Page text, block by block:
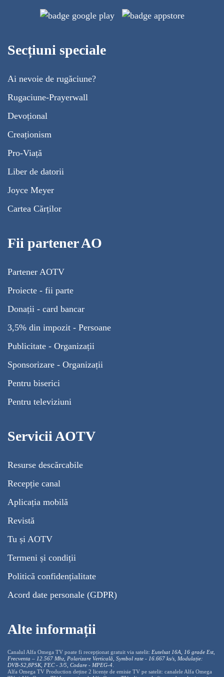
Secțiuni speciale
Ai nevoie de rugăciune?
Rugaciune-Prayerwall
Devoțional
Creaționism
Pro-Viață
Liber de datorii
Joyce Meyer
Cartea Cărților
Fii partener AO
Partener AOTV
Proiecte - fii parte
Donații - card bancar
3,5% din impozit - Persoane
Publicitate - Organizații
Sponsorizare - Organizații
Pentru biserici
Pentru televiziuni
Servicii AOTV
Resurse descărcabile
Recepție canal
Aplicația mobilă
Revistă
Tu și AOTV
Termeni și condiții
Politică confidențialitate
Acord date personale (GDPR)
Alte informații
Canalul Alfa Omega TV poate fi recepționat gratuit via satelit: Eutelsat 16A, 16 grade Est,
Frecventa – 12.567 Mhz, Polarizare Verticală, Symbol rate - 16.667 ks/s, Modulație:
DVB-S2,8PSK, FEC - 3/5, Codare - MPEG-4
Alfa Omega TV Production deține 2 licențe de emisie TV pe satelit: canalele Alfa Omega